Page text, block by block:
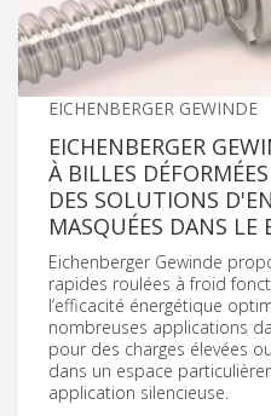
EICHENBERGER GEWINDE
EICHENBERGER
À BILLES
DES SOLUTIONS
MASQUÉES DANS LE
Eichenberger Gewinde
rapides roulées à froid
l’efficacité énergétique
nombreuses applications
pour des charges élevées
dans un espace
application silencieuse.